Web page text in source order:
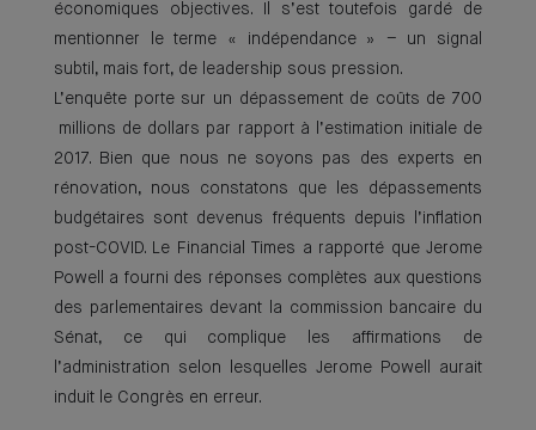
économiques objectives. Il s’est toutefois gardé de
mentionner le terme « indépendance » – un signal
subtil, mais fort, de leadership sous pression.
L’enquête porte sur un dépassement de coûts de 700
millions de dollars par rapport à l’estimation initiale de
2017. Bien que nous ne soyons pas des experts en
rénovation, nous constatons que les dépassements
budgétaires sont devenus fréquents depuis l’inflation
post-COVID. Le Financial Times a rapporté que Jerome
Powell a fourni des réponses complètes aux questions
des parlementaires devant la commission bancaire du
Sénat, ce qui complique les affirmations de
l’administration selon lesquelles Jerome Powell aurait
induit le Congrès en erreur.